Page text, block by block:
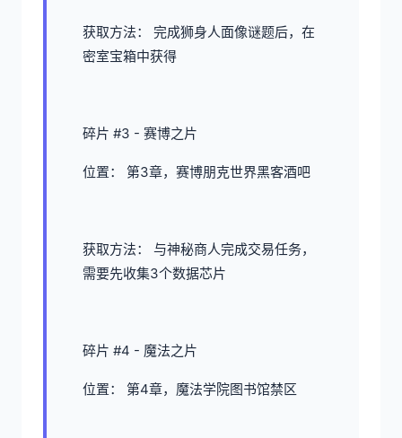
获取方法： 完成狮身人面像谜题后，在
密室宝箱中获得
碎片 #3 - 赛博之片
位置： 第3章，赛博朋克世界黑客酒吧
获取方法： 与神秘商人完成交易任务，
需要先收集3个数据芯片
碎片 #4 - 魔法之片
位置： 第4章，魔法学院图书馆禁区